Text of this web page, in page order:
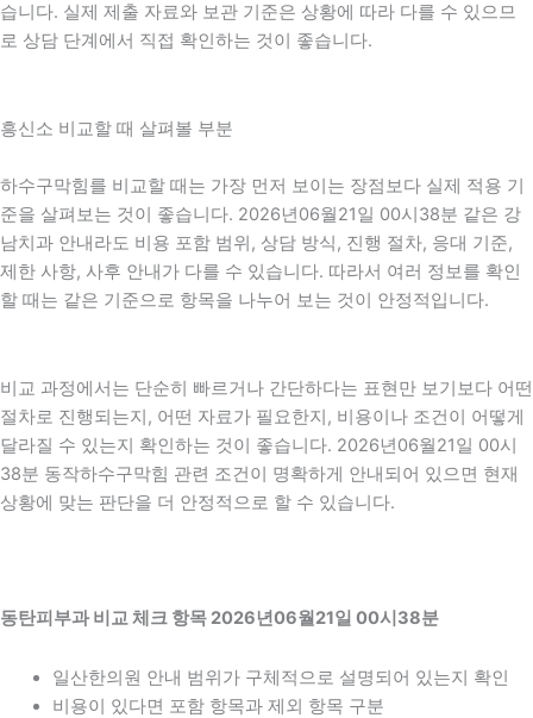
습니다. 실제 제출 자료와 보관 기준은 상황에 따라 다를 수 있으므
로 상담 단계에서 직접 확인하는 것이 좋습니다.
흥신소 비교할 때 살펴볼 부분
하수구막힘를 비교할 때는 가장 먼저 보이는 장점보다 실제 적용 기
준을 살펴보는 것이 좋습니다. 2026년06월21일 00시38분 같은 강
남치과 안내라도 비용 포함 범위, 상담 방식, 진행 절차, 응대 기준,
제한 사항, 사후 안내가 다를 수 있습니다. 따라서 여러 정보를 확인
할 때는 같은 기준으로 항목을 나누어 보는 것이 안정적입니다.
비교 과정에서는 단순히 빠르거나 간단하다는 표현만 보기보다 어떤
절차로 진행되는지, 어떤 자료가 필요한지, 비용이나 조건이 어떻게
달라질 수 있는지 확인하는 것이 좋습니다. 2026년06월21일 00시
38분 동작하수구막힘 관련 조건이 명확하게 안내되어 있으면 현재
상황에 맞는 판단을 더 안정적으로 할 수 있습니다.
동탄피부과 비교 체크 항목 2026년06월21일 00시38분
일산한의원 안내 범위가 구체적으로 설명되어 있는지 확인
비용이 있다면 포함 항목과 제외 항목 구분